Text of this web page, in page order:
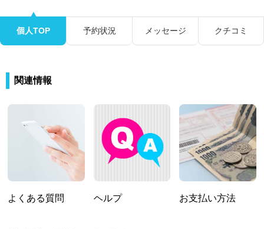
個人TOP 予約状況 メッセージ クチコミ
関連情報
よくある質問 ヘルプ お支払い方法